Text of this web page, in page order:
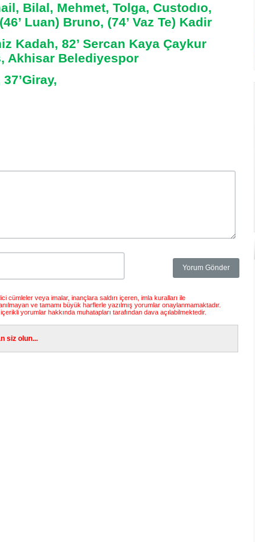
Bilal, Mehmet, Tolga, Custodıo,
Luan) Bruno, (74’ Vaz Te) Kadir
Kadah, 82’ Sercan Kaya Çaykur
Akhisar Belediyespor
cümleler veya imalar, inançlara saldırı içeren, imla kuralları ile
ve tamamı büyük harflerle yazılmış yorumlar onaylanmamaktadır.
yorumlar hakkında muhatapları tarafından dava açılabilmektedir.
siz olun...